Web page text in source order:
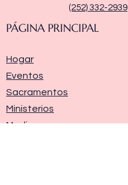
(252) 332-2939
PÁGINA PRINCIPAL
Hogar
Eventos
Sacramentos
Ministerios
Media